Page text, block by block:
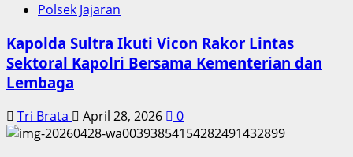
Polsek Jajaran
Kapolda Sultra Ikuti Vicon Rakor Lintas
Sektoral Kapolri Bersama Kementerian dan
Lembaga
Tri Brata April 28, 2026 0